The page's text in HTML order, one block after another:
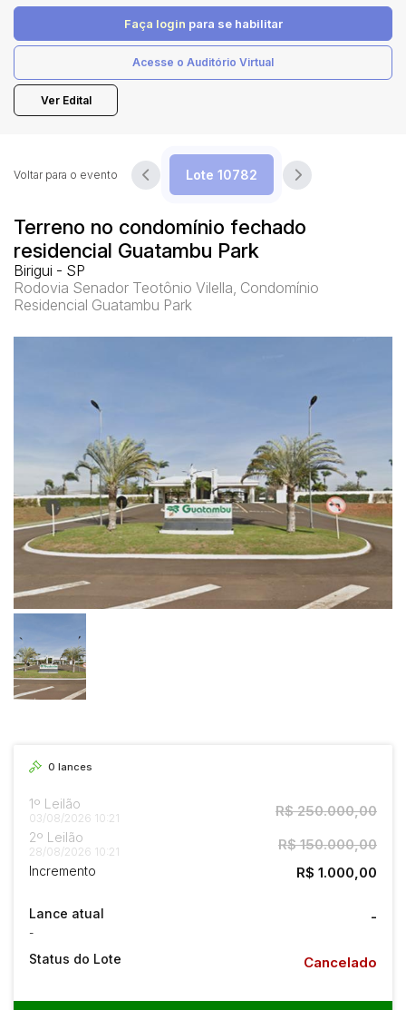
Faça login para se habilitar
Acesse o Auditório Virtual
Ver Edital
Terreno no condomínio fechado
residencial Guatambu Park
Birigui - SP
Rodovia Senador Teotônio Vilella, Condomínio
Residencial Guatambu Park
Voltar para o evento
0 lances
1º Leilão
03/08/2026 10:21 R$ 250.000,00
2º Leilão
28/08/2026 10:21 R$ 150.000,00
Incremento R$ 1.000,00
Lance atual
-
-
Status do Lote Cancelado